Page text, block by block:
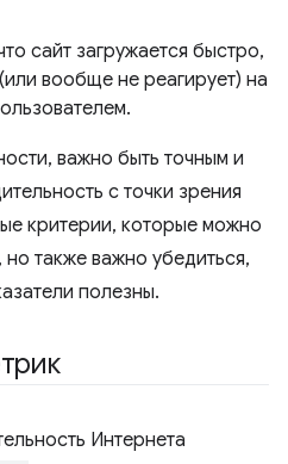
сайт загружается быстро,
вообще не реагирует) на
важно быть точным и
с точки зрения
критерии, которые можно
также важно убедиться,
полезны.
Интернета